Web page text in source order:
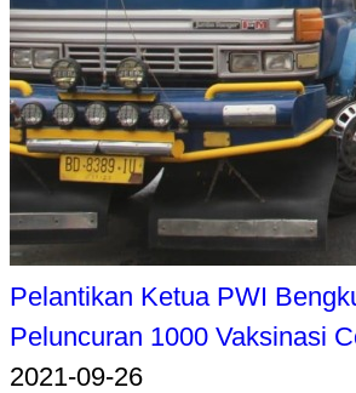
Pelantikan Ketua PWI
Peluncuran 1000 Vaksinasi
2021-09-26